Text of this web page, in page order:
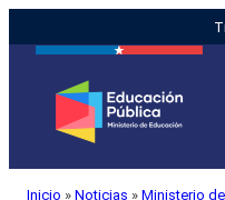
Inicio » Noticias » Ministerio